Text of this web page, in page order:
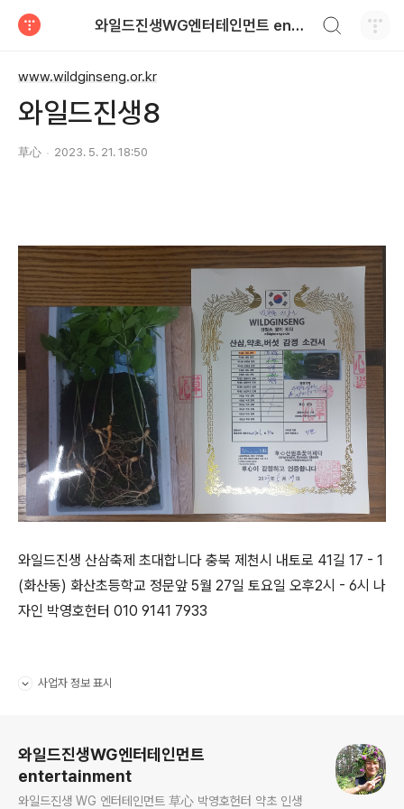
와일드진생WG엔터테인먼트 entertainment
www.wildginseng.or.kr
와일드진생8
草心 2023. 5. 21. 18:50
와일드진생 산삼축제 초대합니다 충북 제천시 내토로 41길 17 - 1
(화산동) 화산초등학교 정문앞 5월 27일 토요일 오후2시 - 6시 나
자인 박영호헌터 010 9141 7933
사업자 정보 표시
와일드진생WG엔터테인먼트
entertainment
와일드진생 WG 엔터테인먼트 草心 박영호헌터 약초 인생